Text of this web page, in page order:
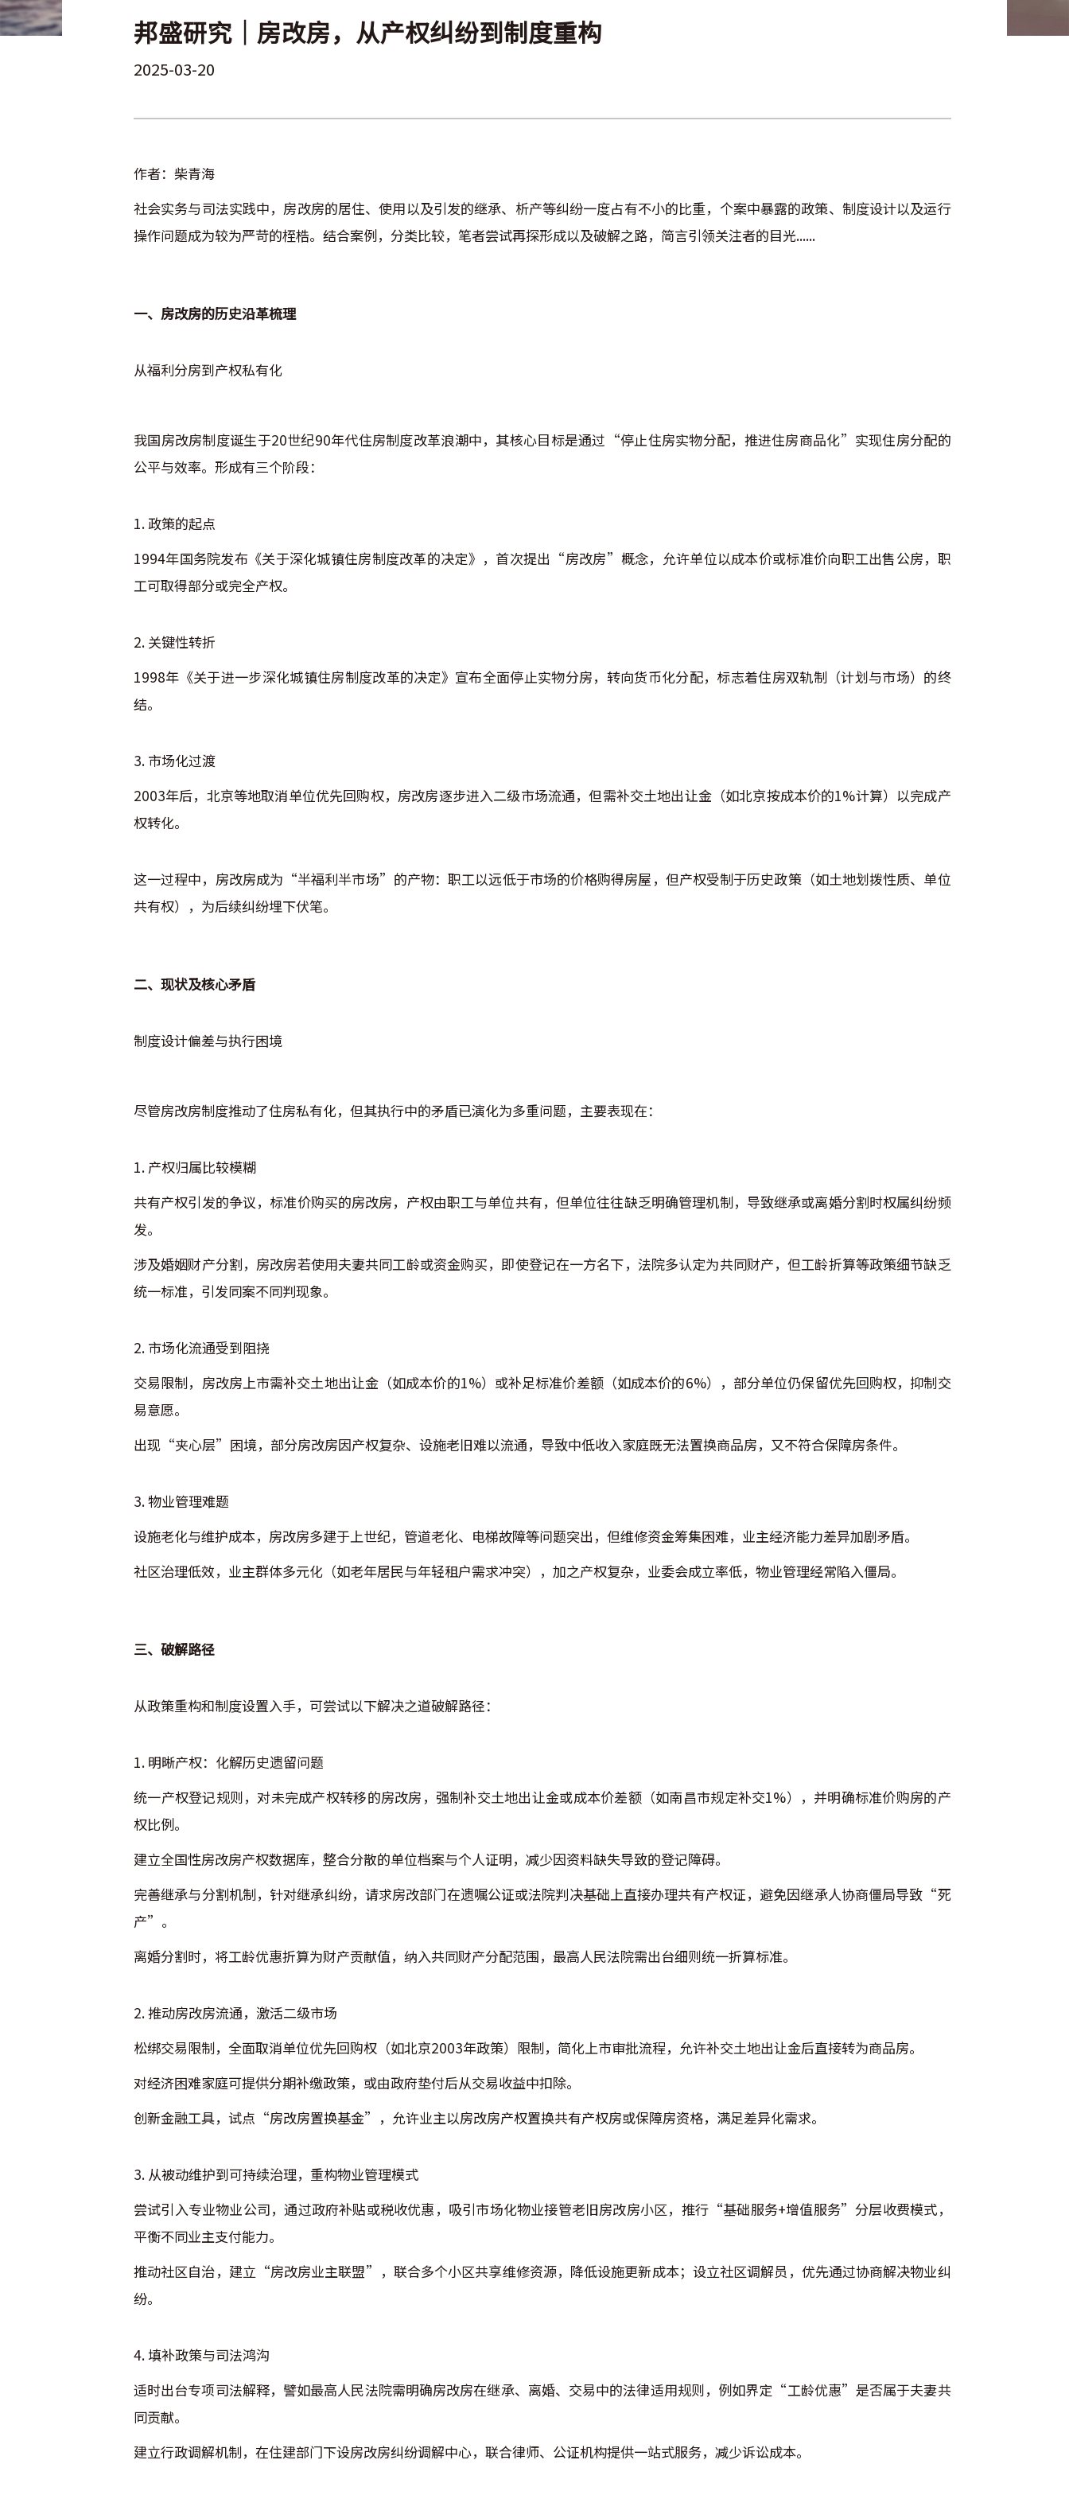
邦盛研究｜房改房，从产权纠纷到制度重构
2025-03-20
作者：柴青海
社会实务与司法实践中，房改房的居住、使用以及引发的继承、析产等纠纷一度占有不小的比重，个案中暴露的政策、制度设计以及运行
操作问题成为较为严苛的桎梏。结合案例，分类比较，笔者尝试再探形成以及破解之路，简言引领关注者的目光......
一、房改房的历史沿革梳理
从福利分房到产权私有化
我国房改房制度诞生于20世纪90年代住房制度改革浪潮中，其核心目标是通过“停止住房实物分配，推进住房商品化”实现住房分配的
公平与效率。形成有三个阶段：
1. 政策的起点
1994年国务院发布《关于深化城镇住房制度改革的决定》，首次提出“房改房”概念，允许单位以成本价或标准价向职工出售公房，职
工可取得部分或完全产权。
2. 关键性转折
1998年《关于进一步深化城镇住房制度改革的决定》宣布全面停止实物分房，转向货币化分配，标志着住房双轨制（计划与市场）的终
结。
3. 市场化过渡
2003年后，北京等地取消单位优先回购权，房改房逐步进入二级市场流通，但需补交土地出让金（如北京按成本价的1%计算）以完成产
权转化。
这一过程中，房改房成为“半福利半市场”的产物：职工以远低于市场的价格购得房屋，但产权受制于历史政策（如土地划拨性质、单位
共有权），为后续纠纷埋下伏笔。
二、现状及核心矛盾
制度设计偏差与执行困境
尽管房改房制度推动了住房私有化，但其执行中的矛盾已演化为多重问题，主要表现在：
1. 产权归属比较模糊
共有产权引发的争议，标准价购买的房改房，产权由职工与单位共有，但单位往往缺乏明确管理机制，导致继承或离婚分割时权属纠纷频
发。
涉及婚姻财产分割，房改房若使用夫妻共同工龄或资金购买，即使登记在一方名下，法院多认定为共同财产，但工龄折算等政策细节缺乏
统一标准，引发同案不同判现象。
2. 市场化流通受到阻挠
交易限制，房改房上市需补交土地出让金（如成本价的1%）或补足标准价差额（如成本价的6%），部分单位仍保留优先回购权，抑制交
易意愿。
出现“夹心层”困境，部分房改房因产权复杂、设施老旧难以流通，导致中低收入家庭既无法置换商品房，又不符合保障房条件。
3. 物业管理难题
设施老化与维护成本，房改房多建于上世纪，管道老化、电梯故障等问题突出，但维修资金筹集困难，业主经济能力差异加剧矛盾。
社区治理低效，业主群体多元化（如老年居民与年轻租户需求冲突），加之产权复杂，业委会成立率低，物业管理经常陷入僵局。
三、破解路径
从政策重构和制度设置入手，可尝试以下解决之道破解路径：
1. 明晰产权：化解历史遗留问题
统一产权登记规则，对未完成产权转移的房改房，强制补交土地出让金或成本价差额（如南昌市规定补交1%），并明确标准价购房的产
权比例。
建立全国性房改房产权数据库，整合分散的单位档案与个人证明，减少因资料缺失导致的登记障碍。
完善继承与分割机制，针对继承纠纷，请求房改部门在遗嘱公证或法院判决基础上直接办理共有产权证，避免因继承人协商僵局导致“死
产”。
离婚分割时，将工龄优惠折算为财产贡献值，纳入共同财产分配范围，最高人民法院需出台细则统一折算标准。
2. 推动房改房流通，激活二级市场
松绑交易限制，全面取消单位优先回购权（如北京2003年政策）限制，简化上市审批流程，允许补交土地出让金后直接转为商品房。
对经济困难家庭可提供分期补缴政策，或由政府垫付后从交易收益中扣除。
创新金融工具，试点“房改房置换基金”，允许业主以房改房产权置换共有产权房或保障房资格，满足差异化需求。
3. 从被动维护到可持续治理，重构物业管理模式
尝试引入专业物业公司，通过政府补贴或税收优惠，吸引市场化物业接管老旧房改房小区，推行“基础服务+增值服务”分层收费模式，
平衡不同业主支付能力。
推动社区自治，建立“房改房业主联盟”，联合多个小区共享维修资源，降低设施更新成本；设立社区调解员，优先通过协商解决物业纠
纷。
4. 填补政策与司法鸿沟
适时出台专项司法解释，譬如最高人民法院需明确房改房在继承、离婚、交易中的法律适用规则，例如界定“工龄优惠”是否属于夫妻共
同贡献。
建立行政调解机制，在住建部门下设房改房纠纷调解中心，联合律师、公证机构提供一站式服务，减少诉讼成本。